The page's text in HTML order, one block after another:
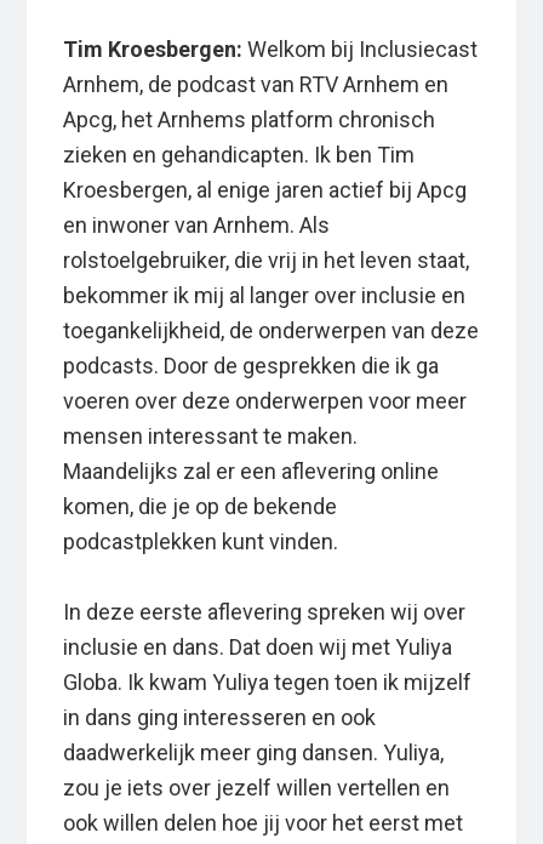
Tim Kroesbergen: Welkom bij Inclusiecast
Arnhem, de podcast van RTV Arnhem en
Apcg, het Arnhems platform chronisch
zieken en gehandicapten. Ik ben Tim
Kroesbergen, al enige jaren actief bij Apcg
en inwoner van Arnhem. Als
rolstoelgebruiker, die vrij in het leven staat,
bekommer ik mij al langer over inclusie en
toegankelijkheid, de onderwerpen van deze
podcasts. Door de gesprekken die ik ga
voeren over deze onderwerpen voor meer
mensen interessant te maken.
Maandelijks zal er een aflevering online
komen, die je op de bekende
podcastplekken kunt vinden.
In deze eerste aflevering spreken wij over
inclusie en dans. Dat doen wij met Yuliya
Globa. Ik kwam Yuliya tegen toen ik mijzelf
in dans ging interesseren en ook
daadwerkelijk meer ging dansen. Yuliya,
zou je iets over jezelf willen vertellen en
ook willen delen hoe jij voor het eerst met